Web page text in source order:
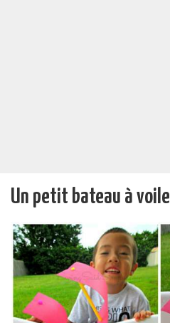
Un petit bateau à voile